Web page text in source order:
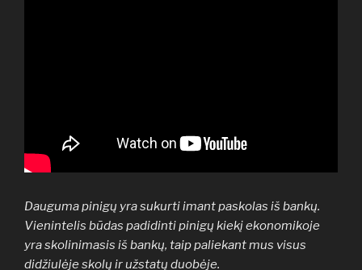
Dauguma pinigų yra sukurti imant paskolas iš bankų.
Vienintelis būdas padidinti pinigų kiekį ekonomikoje
yra skolinimasis iš bankų, taip paliekant mus visus
didžiulėje skolų ir užstatų duobėje.